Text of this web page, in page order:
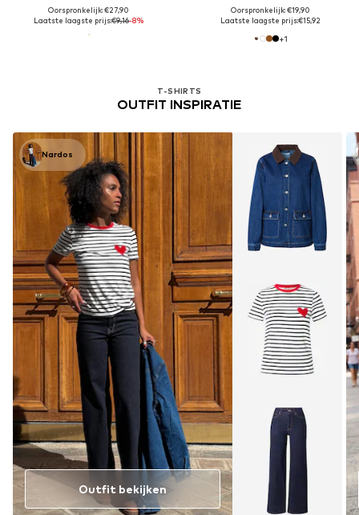
Oorspronkelijk: €27,90
Laatste laagste prijs:€9,16-8%
Oorspronkelijk: €19,90
Laatste laagste prijs:€15,92
+1
T-SHIRTS
OUTFIT INSPIRATIE
Nardos
Outfit bekijken